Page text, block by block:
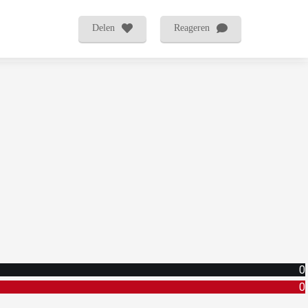
Delen Reageren
0
0